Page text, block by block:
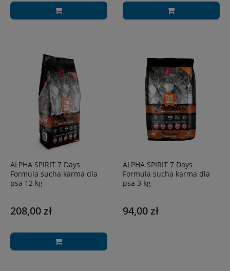
ALPHA SPIRIT 7 Days
Formula sucha karma dla
psa 12 kg
208,00 zł
ALPHA SPIRIT 7 Days
Formula sucha karma dla
psa 3 kg
94,00 zł